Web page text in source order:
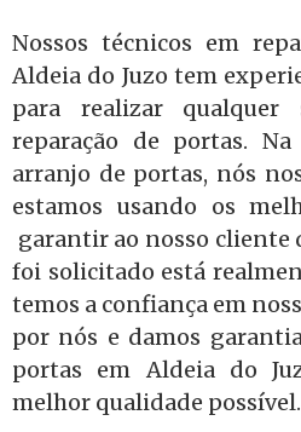
Nossos técnicos em
Aldeia do Juzo tem
para realizar
reparação de portas.
arranjo de portas, nós
estamos usando os
garantir ao nosso cliente
foi solicitado está
temos a confiança em
por nós e damos
portas em Aldeia do
melhor qualidade possível.